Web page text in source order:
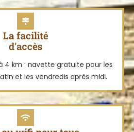
La facilité
d'accès
4 km : navette gratuite pour les
et les vendredis après midi.